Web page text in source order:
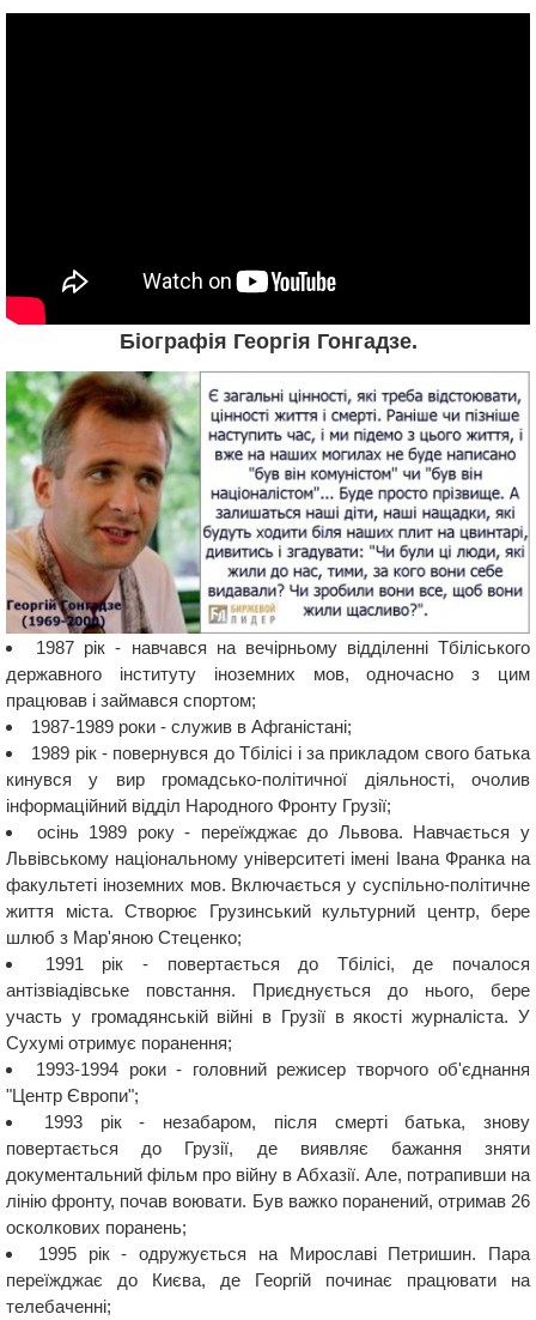
Біографія Георгія Гонгадзе.
1987 рік - навчався на вечірньому відділенні Тбіліського
державного інституту іноземних мов, одночасно з цим
працював і займався спортом;
1987-1989 роки - служив в Афганістані;
1989 рік - повернувся до Тбілісі і за прикладом свого батька
кинувся у вир громадсько-політичної діяльності, очолив
інформаційний відділ Народного Фронту Грузії;
осінь 1989 року - переїжджає до Львова. Навчається у
Львівському національному університеті імені Івана Франка на
факультеті іноземних мов. Включається у суспільно-політичне
життя міста. Створює Грузинський культурний центр, бере
шлюб з Мар'яною Стеценко;
1991 рік - повертається до Тбілісі, де почалося
антізвіадівське повстання. Приєднується до нього, бере
участь у громадянській війні в Грузії в якості журналіста. У
Сухумі отримує поранення;
1993-1994 роки - головний режисер творчого об'єднання
"Центр Європи";
1993 рік - незабаром, після смерті батька, знову
повертається до Грузії, де виявляє бажання зняти
документальний фільм про війну в Абхазії. Але, потрапивши на
лінію фронту, почав воювати. Був важко поранений, отримав 26
осколкових поранень;
1995 рік - одружується на Мирославі Петришин. Пара
переїжджає до Києва, де Георгій починає працювати на
телебаченні;